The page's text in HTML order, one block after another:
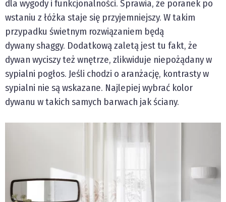
dla wygody i funkcjonalności. Sprawia, że poranek po
wstaniu z łóżka staje się przyjemniejszy. W takim
przypadku świetnym rozwiązaniem będą
dywanyshaggy. Dodatkową zaletą jest tu fakt, że
dywan wyciszy też wnętrze, zlikwiduje niepożądany w
sypialni pogłos. Jeśli chodzi o aranżację, kontrasty w
sypialni nie są wskazane. Najlepiej wybrać kolor
dywanu w takich samych barwach jak ściany.